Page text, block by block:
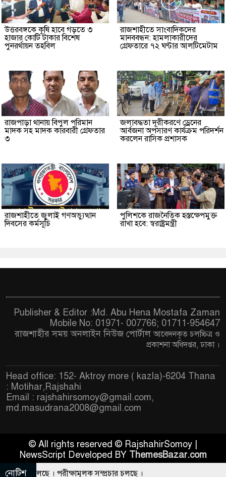
উত্তরবঙ্গকে কৃষি হাবে গড়তে ৩
হাজার কোটি টাকার বিশেষ
পুনরর্থায়ন তহবিল
রাজশাহীতে সাংবাদিকদের
মানববন্ধন: হামলাকারীদের
গ্রেফতারে ৭২ ঘণ্টার আলটিমেটাম
রাজপাড়া থানায় বিপুল পরিমান
মাদক সহ মাদক কারবারী গ্রেফতার
৩
জলাবদ্ধতা দূরীকরণে ড্রেনের
আর্বজনা অপসারণ কার্যক্রম পরিদর্শন
করলেন রাসিক প্রশাসক
রাজশাহীতে জুলাই গণঅভ্যুত্থান
দিবসের কর্মসূচি
পুলিশকে রাজনৈতিক হস্তক্ষেপমুক্ত
রাখা হবে: স্বরাষ্ট্রমন্ত্রী
Publisher & Editor :Md. Abu Hena Mostafa Zaman
Mobile No: 01971- 007766; 01711-954647
রাজশাহীর সময় অনলাইন নিউজ পোর্টালআবেদনকৃত চলচ্চিত্র ও
প্রকাশনা অধিদপ্তর, ঢাকা ।
Head office: 152- Aktroy more ( kazla)-6204 Thana
: Motihar,Rajshahi
Email : rajshahirsomoy@gmail.com,
md.masudrana2008@gmail.com
© All rights reserved © RajshahirSomoy |
NewsScript Developed BY ThemesBazar.com
নোটিশচলছে । পরীক্ষামূলক সম্প্রচার চলছে ।